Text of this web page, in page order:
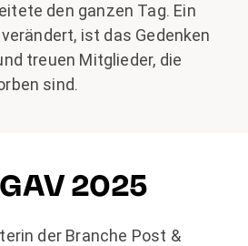
den ganzen Tag. Ein
ist das Gedenken
treuen Mitglieder, die
sind.
2025
der Branche Post &